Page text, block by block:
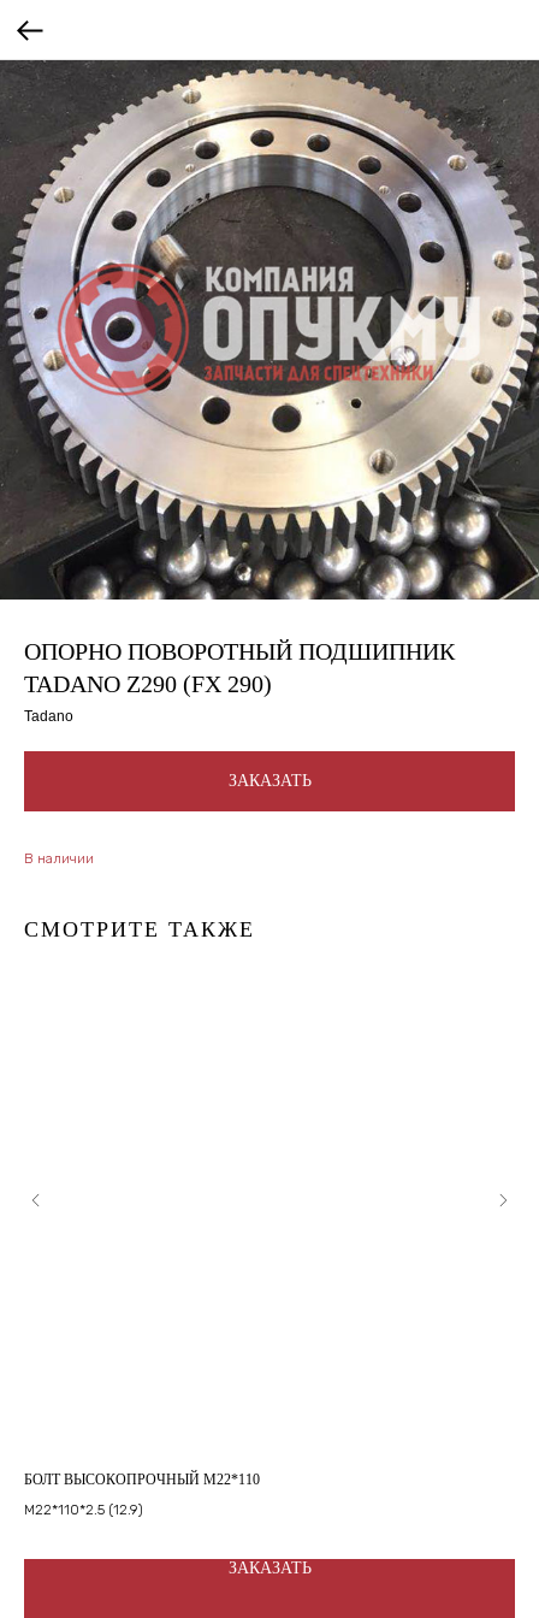
ОПОРНО ПОВОРОТНЫЙ ПОДШИПНИК
TADANO Z290 (FX 290)
Tadano
ЗАКАЗАТЬ
В наличии
СМОТРИТЕ ТАКЖЕ
БОЛТ ВЫСОКОПРОЧНЫЙ М22*110
М22*110*2.5 (12.9)
ЗАКАЗАТЬ